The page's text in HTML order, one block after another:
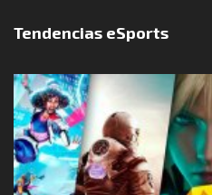
Tendencias eSports